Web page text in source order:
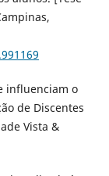
influenciam o
de Discentes
Vista &